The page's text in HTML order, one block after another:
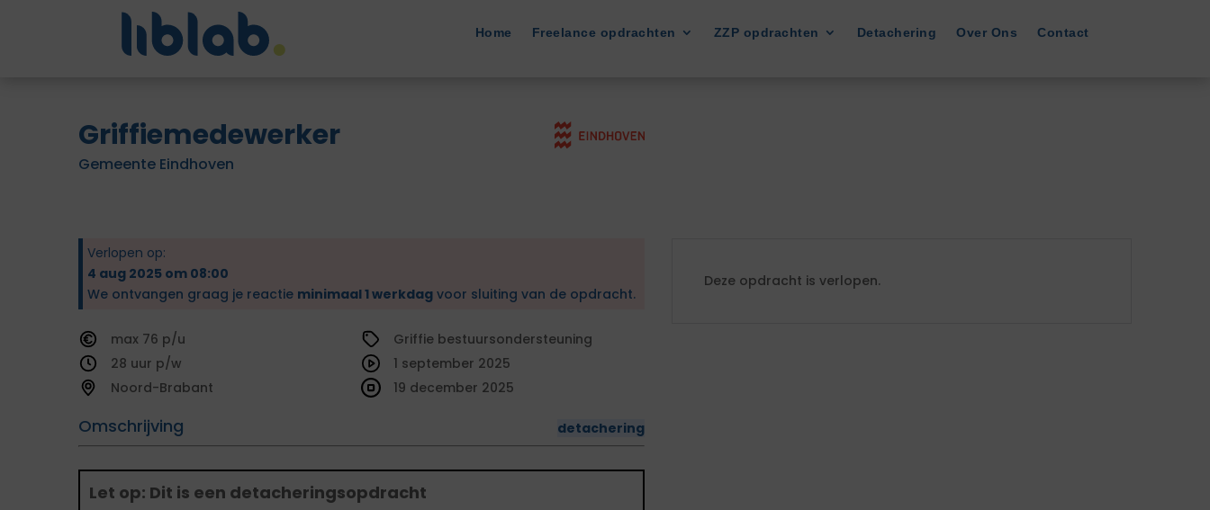
Home Freelance opdrachten ZZP opdrachten Detachering Over Ons Contact
Griffiemedewerker
Gemeente Eindhoven
Verlopen op:
4 aug 2025 om 08:00
We ontvangen graag je reactie minimaal 1 werkdag voor sluiting van de opdracht.
76
28
Noord-Brabant
Griffie bestuursondersteuning
Omschrijving detachering
1 september 2025
19 december 2025
Let op: Dit is een detacheringsopdracht
Deze opdracht is verlopen.